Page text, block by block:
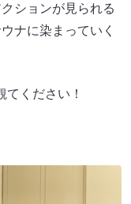
ションが見られる
ナに染まっていく
ください！